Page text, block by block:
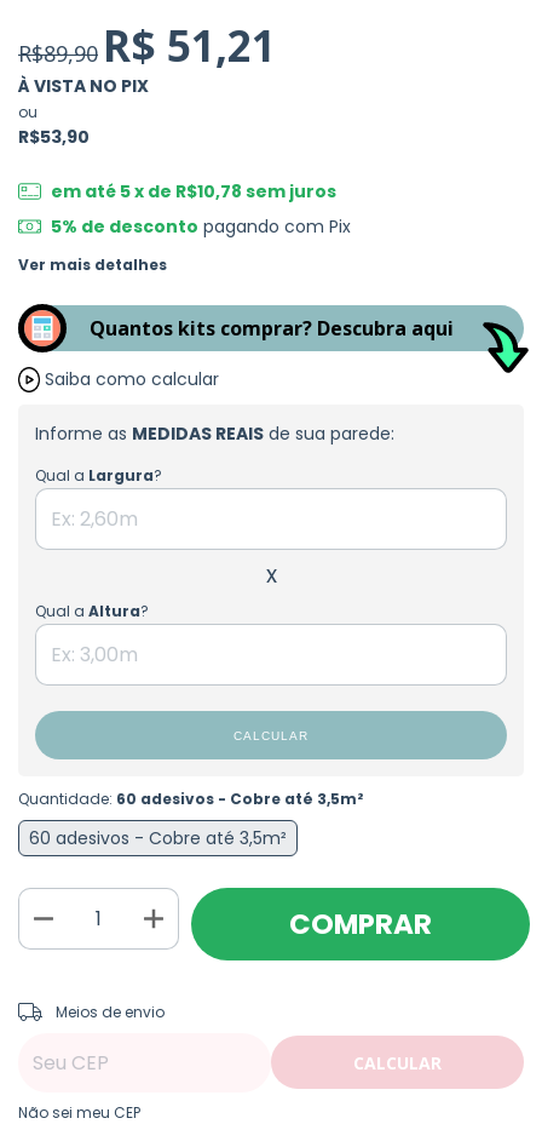
R$89,90 R$ 51,21
À VISTA NO PIX
ou
R$53,90
em até 5x de R$10,78 sem juros
5% de desconto pagando com Pix
Ver mais detalhes
Quantos kits comprar? Descubra aqui
Saiba como calcular
Informe as MEDIDAS REAIS de sua parede:
Qual a Largura?
x
Qual a Altura?
CALCULAR
Quantidade: 60 adesivos - Cobre até 3,5m²
60 adesivos - Cobre até 3,5m²
Entregas para o CEP:
Meios de envio
CALCULAR
Não sei meu CEP